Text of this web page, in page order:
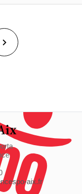
aix.fr